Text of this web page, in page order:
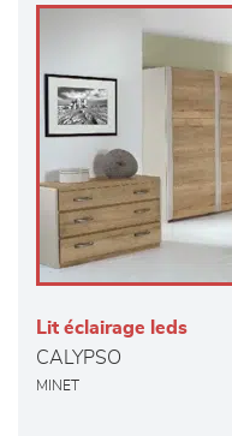
Lit éclairage leds
CALYPSO
MINET